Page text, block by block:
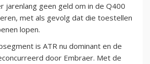
jarenlang geen geld om in de Q400
met als gevolg dat die toestellen
lopen.
is ATR nu dominant en de
door Embraer. Met de